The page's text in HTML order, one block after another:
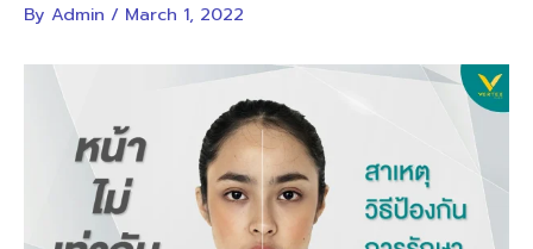
By Admin / March 1, 2022